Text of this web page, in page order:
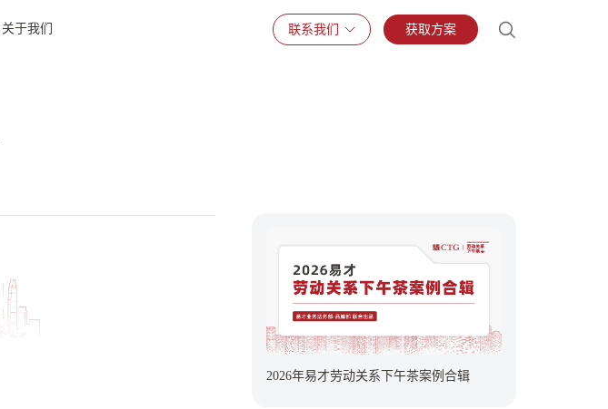
关于我们 联系我们 获取方案
2026年易才劳动关系下午茶案例合辑